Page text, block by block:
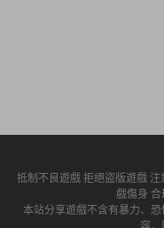
抵制不良遊戲 拒絕盜版遊戲
戲傷身
本站分享遊戲不含有暴力、